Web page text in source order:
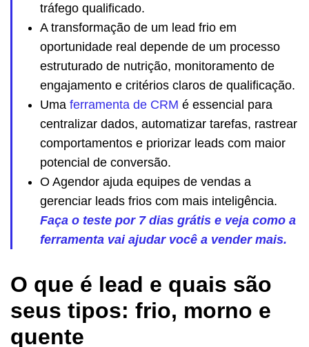
tráfego qualificado.
A transformação de um lead frio em
oportunidade real depende de um processo
estruturado de nutrição, monitoramento de
engajamento e critérios claros de qualificação.
Uma ferramenta de CRM é essencial para
centralizar dados, automatizar tarefas, rastrear
comportamentos e priorizar leads com maior
potencial de conversão.
O Agendor ajuda equipes de vendas a
gerenciar leads frios com mais inteligência.
Faça o teste por 7 dias grátis e veja como a
ferramenta vai ajudar você a vender mais.
O que é lead e quais são
seus tipos: frio, morno e
quente